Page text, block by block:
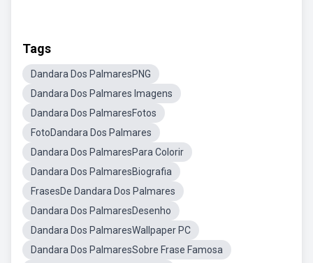
Tags
Dandara Dos PalmaresPNG
Dandara Dos Palmares Imagens
Dandara Dos PalmaresFotos
FotoDandara Dos Palmares
Dandara Dos PalmaresPara Colorir
Dandara Dos PalmaresBiografia
FrasesDe Dandara Dos Palmares
Dandara Dos PalmaresDesenho
Dandara Dos PalmaresWallpaper PC
Dandara Dos PalmaresSobre Frase Famosa